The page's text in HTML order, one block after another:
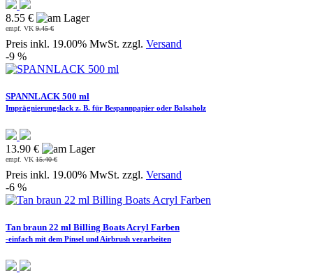
8.55 €
empf. VK 9.45 €
Preis inkl. 19.00% MwSt. zzgl. Versand
-9 %
SPANNLACK 500 ml
Imprägnierungslack z. B. für Bespannpapier oder Balsaholz
13.90 €
empf. VK 15.40 €
Preis inkl. 19.00% MwSt. zzgl. Versand
-6 %
Tan braun 22 ml Billing Boats Acryl Farben
-einfach mit dem Pinsel und Airbrush verarbeiten